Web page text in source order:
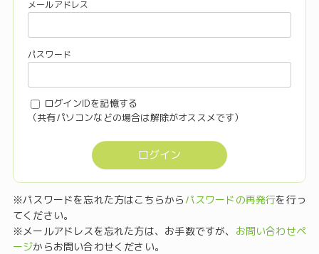
ログインIDを記憶する
（共有パソコンなどの場合は解除がオススメです）
ログイン
※パスワードを忘れた方はこちらから パスワードの再発行を行っ
てください。
※メールアドレスを忘れた方は、お手数ですが、 お問い合わせペ
ージからお問い合わせください。